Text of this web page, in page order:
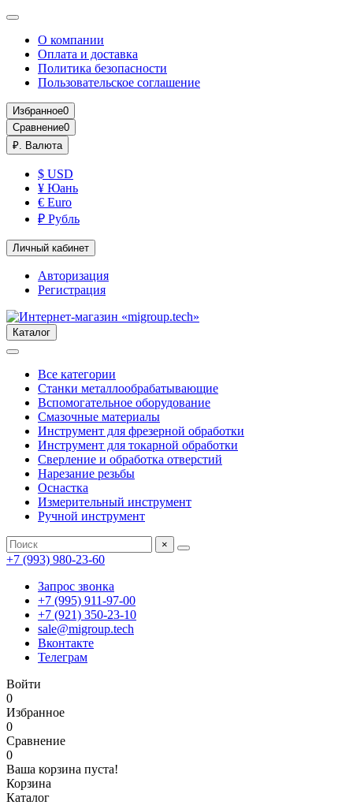
О компании
Оплата и доставка
Политика безопасности
Пользовательское соглашение
Избранное0
Сравнение0
₽. Валюта
$ USD
¥ Юань
€ Euro
₽ Рубль
Личный кабинет
Авторизация
Регистрация
Каталог
Все категории
Станки металлообрабатывающие
Вспомогательное оборудование
Смазочные материалы
Инструмент для фрезерной обработки
Инструмент для токарной обработки
Сверление и обработка отверстий
Нарезание резьбы
Оснастка
Измерительный инструмент
Ручной инструмент
×
+7 (993) 980-23-60
Запрос звонка
+7 (995) 911-97-00
+7 (921) 350-23-10
sale@migroup.tech
Вконтакте
Телеграм
Войти
0
Избранное
0
Сравнение
0
Ваша корзина пуста!
Корзина
Каталог